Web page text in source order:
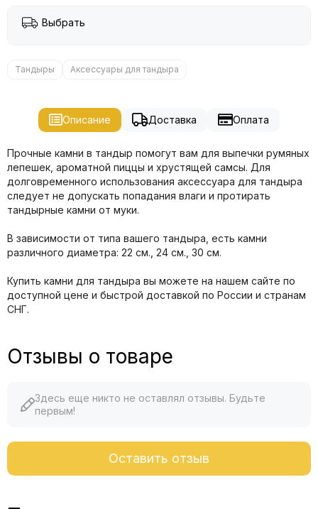
Выбрать
Тандыры Аксессуары для тандыра
Описание Доставка Оплата
Прочные камни в тандыр помогут вам для выпечки румяных
лепешек, ароматной пиццы и хрустящей самсы. Для
долговременного использования аксессуара для тандыра
следует не допускать попадания влаги и протирать
тандырные камни от муки.
В зависимости от типа вашего тандыра, есть камни
различного диаметра: 22 см., 24 см., 30 см.
Купить камни для тандыра вы можете на нашем сайте по
доступной цене и быстрой доставкой по России и странам
СНГ.
Отзывы о товаре
Здесь еще никто не оставлял отзывы. Будьте
первым!
Оставить отзыв